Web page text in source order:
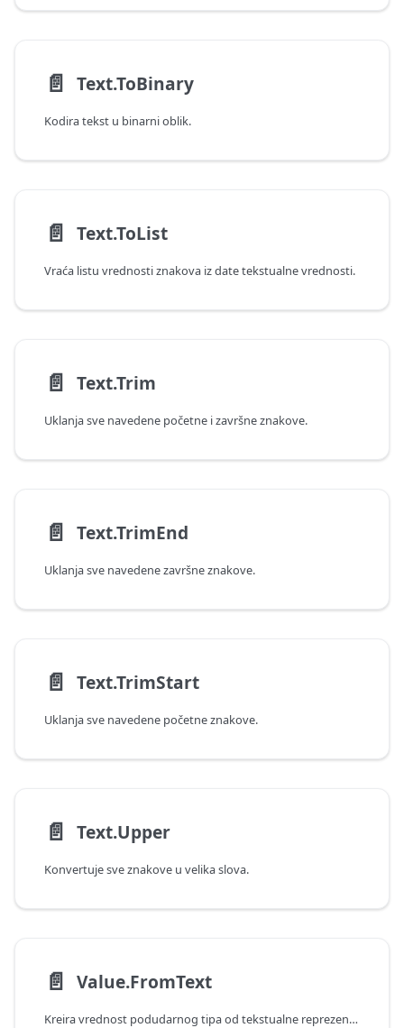
📄️ Text.ToBinary
Kodira tekst u binarni oblik.
📄️ Text.ToList
Vraća listu vrednosti znakova iz date tekstualne vrednosti.
📄️ Text.Trim
Uklanja sve navedene početne i završne znakove.
📄️ Text.TrimEnd
Uklanja sve navedene završne znakove.
📄️ Text.TrimStart
Uklanja sve navedene početne znakove.
📄️ Text.Upper
Konvertuje sve znakove u velika slova.
📄️ Value.FromText
Kreira vrednost podudarnog tipa od tekstualne reprezentacije.